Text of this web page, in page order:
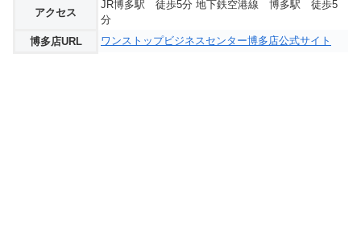
アクセス
JR博多駅 徒歩5分 地下鉄空港線 博多駅 徒歩5
分
博多店URL
ワンストップビジネスセンター博多店公式サイト